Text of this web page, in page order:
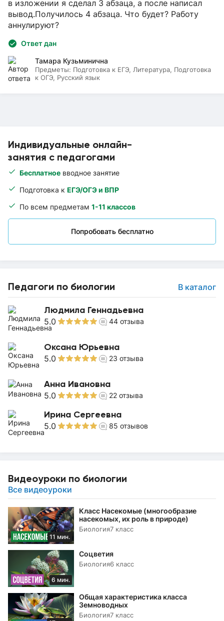
Индивидуальные онлайн-
занятия с педагогами
Бесплатное вводное занятие
Подготовка к ЕГЭ/ОГЭ и ВПР
По всем предметам 1-11 классов
Попробовать бесплатно
Педагоги по биологии В каталог
Людмила Геннадьевна
5.0 44 отзыва
Оксана Юрьевна
5.0 23 отзыва
Анна Ивановна
5.0 22 отзыва
Ирина Сергеевна
5.0 85 отзывов
Видеоуроки по биологии
Все видеоуроки
11 мин.
Класс Насекомые (многообразие
насекомых, их роль в природе)
Биология7 класс
6 мин.
Соцветия
Биология6 класс
Общая характеристика класса
Земноводных
Биология7 класс
в изложении я сделал 3 абзаца, а после написал
вывод.Получилось 4 абзаца. Что будет? Работу
аннулируют?
Ответ дан
Тамара Кузьминична
Предметы: Подготовка к ЕГЭ, Литература, Подготовка
к ОГЭ, Русский язык